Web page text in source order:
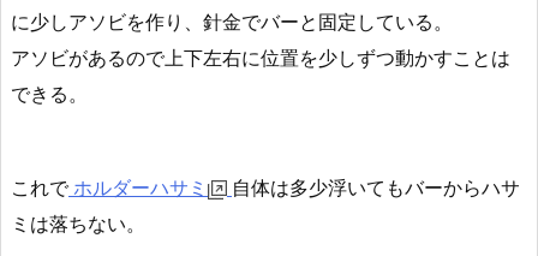
に少しアソビを作り、 針金でバーと固定している。
アソビがあるので上下左右に位置を少しずつ動かすことは
できる。
これでホルダーハサミ
自体は多少浮いてもバーからハサ
ミは落ちない。